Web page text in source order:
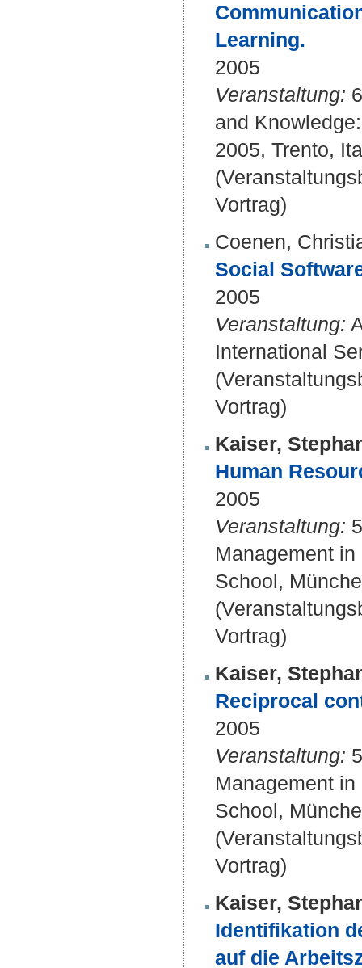
Learning.
2005
Veranstaltung:
and
2005, Trento,
Vortrag)
Coenen,
Social
2005
Veranstaltung:
International
Vortrag)
Kaiser,
Human
2005
Veranstaltung:
Management
School,
Vortrag)
Kaiser,
Reciprocal
2005
Veranstaltung:
Management
School,
Vortrag)
Kaiser,
Identifikation
auf die